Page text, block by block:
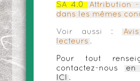
SA 4.0
Attribution
dans les mêmes
Voir aussi :
lecteurs .
Pour tout
contactez-nous
en
ICI
.